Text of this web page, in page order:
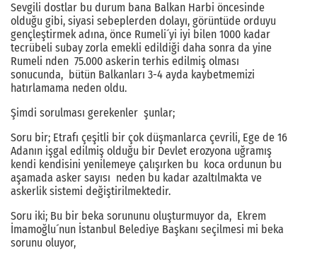
Sevgili dostlar bu durum bana Balkan Harbi öncesinde
olduğu gibi, siyasi sebeplerden dolayı, görüntüde orduyu
gençleştirmek adına, önce Rumeli´yi iyi bilen 1000 kadar
tecrübeli subay zorla emekli edildiği daha sonra da yine
Rumeli nden 75.000 askerin terhis edilmiş olması
sonucunda, bütün Balkanları 3-4 ayda kaybetmemizi
hatırlamama neden oldu.
Şimdi sorulması gerekenler şunlar;
Soru bir; Etrafı çeşitli bir çok düşmanlarca çevrili, Ege de 16
Adanın işgal edilmiş olduğu bir Devlet erozyona uğramış
kendi kendisini yenilemeye çalışırken bu koca ordunun bu
aşamada asker sayısı neden bu kadar azaltılmakta ve
askerlik sistemi değiştirilmektedir.
Soru iki; Bu bir beka sorununu oluşturmuyor da, Ekrem
İmamoğlu´nun İstanbul Belediye Başkanı seçilmesi mi beka
sorunu oluyor,